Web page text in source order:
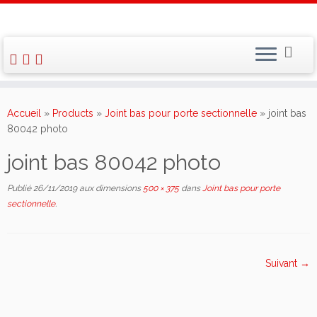
content
Accueil » Products » Joint bas pour porte sectionnelle » joint bas
80042 photo
joint bas 80042 photo
Publié 26/11/2019aux dimensions500 × 375dansJoint bas pour porte
sectionnelle.
Suivant →